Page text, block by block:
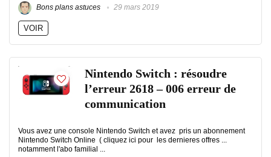
Bons plans astuces 29 mars 2019
VOIR
Nintendo Switch : résoudre
l’erreur 2618 – 006 erreur de
communication
Vous avez une console Nintendo Switch et avez pris un abonnement
Nintendo Switch Online ( cliquez ici pour les dernieres offres ...
notamment l'abo familial ...